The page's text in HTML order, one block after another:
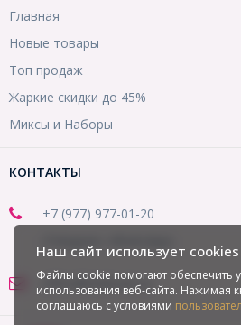
Главная
Новые товары
Топ продаж
Жаркие скидки до 45%
Миксы и Наборы
КОНТАКТЫ
+7 (977) 977-01-20
office@mirbusin.ru
Наш сайт использует cookies
Файлы cookie помогают обеспечить
использования веб-сайта. Нажимая
соглашаюсь с условиями